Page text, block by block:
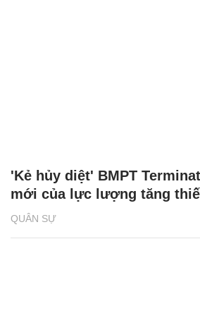
QUÂN SỰ
'Kẻ hủy diệt' BMPT
mới của lực lượng tăng